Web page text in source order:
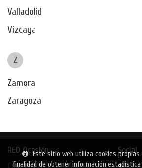
Valladolid
Vizcaya
Z
Zamora
Zaragoza
RED Ocasión
Contactar
Social
Este sitio web utiliza cookies propias
finalidad de obtener información